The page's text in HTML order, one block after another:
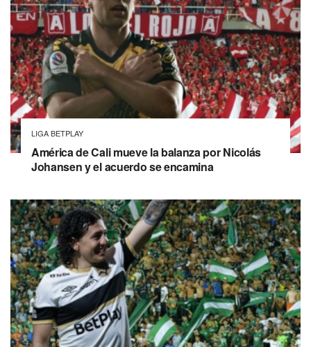
LIGA BETPLAY
América de Cali mueve la balanza por Nicolás
Johansen y el acuerdo se encamina